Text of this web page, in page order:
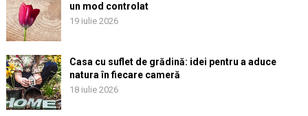
un mod controlat
19 iulie 2026
Casa cu suflet de grădină: idei pentru a aduce
natura în fiecare cameră
18 iulie 2026